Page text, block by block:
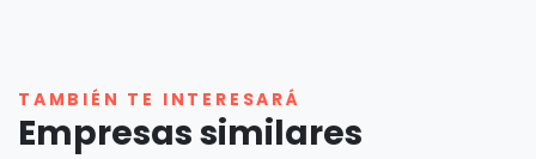
TAMBIÉN TE INTERESARÁ
Empresas similares